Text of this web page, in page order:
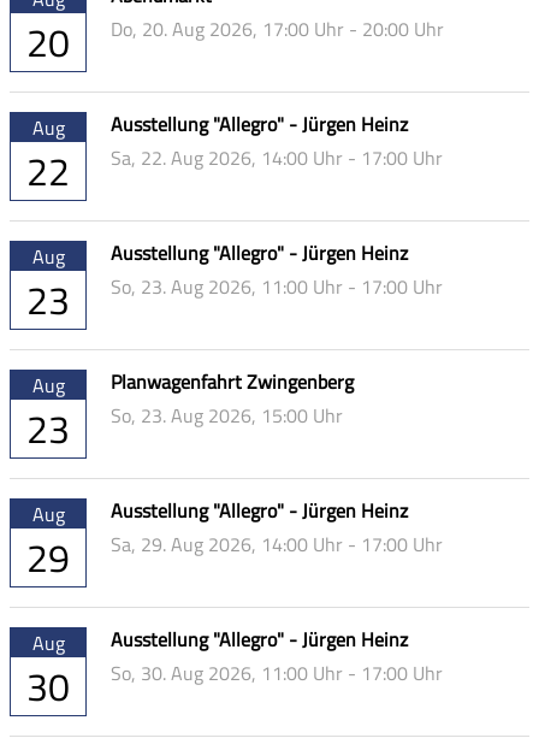
20
Do, 20. Aug 2026, 17:00 Uhr - 20:00 Uhr
Aug
22
Ausstellung "Allegro" - Jürgen Heinz
Sa, 22. Aug 2026, 14:00 Uhr - 17:00 Uhr
Aug
23
Ausstellung "Allegro" - Jürgen Heinz
So, 23. Aug 2026, 11:00 Uhr - 17:00 Uhr
Aug
23
Planwagenfahrt Zwingenberg
So, 23. Aug 2026, 15:00 Uhr
Aug
29
Ausstellung "Allegro" - Jürgen Heinz
Sa, 29. Aug 2026, 14:00 Uhr - 17:00 Uhr
Aug
30
Ausstellung "Allegro" - Jürgen Heinz
So, 30. Aug 2026, 11:00 Uhr - 17:00 Uhr